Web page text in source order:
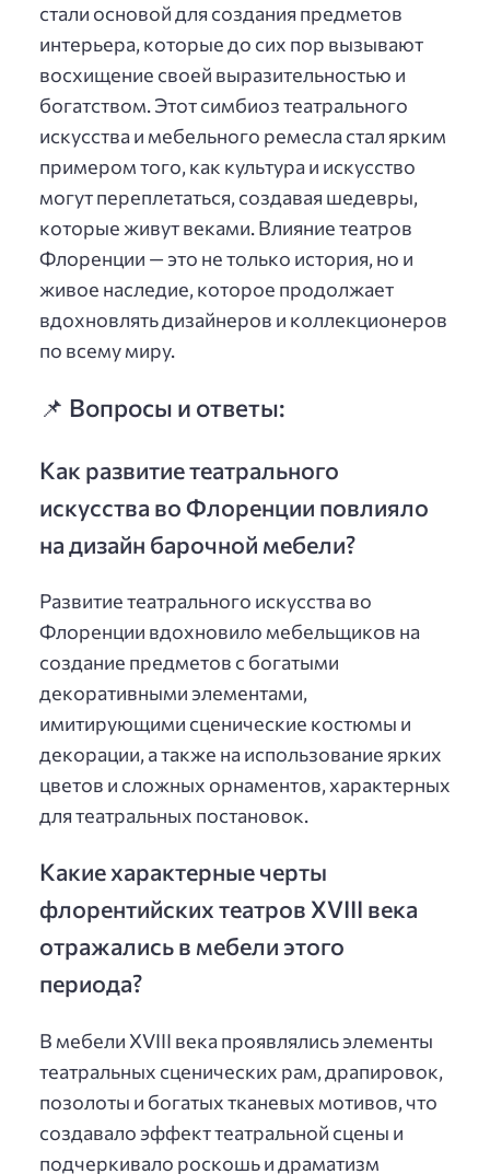
стали основой для создания предметов
интерьера, которые до сих пор вызывают
восхищение своей выразительностью и
богатством. Этот симбиоз театрального
искусства и мебельного ремесла стал ярким
примером того, как культура и искусство
могут переплетаться, создавая шедевры,
которые живут веками. Влияние театров
Флоренции — это не только история, но и
живое наследие, которое продолжает
вдохновлять дизайнеров и коллекционеров
по всему миру.
📌 Вопросы и ответы:
Как развитие театрального
искусства во Флоренции повлияло
на дизайн барочной мебели?
Развитие театрального искусства во
Флоренции вдохновило мебельщиков на
создание предметов с богатыми
декоративными элементами,
имитирующими сценические костюмы и
декорации, а также на использование ярких
цветов и сложных орнаментов, характерных
для театральных постановок.
Какие характерные черты
флорентийских театров XVIII века
отражались в мебели этого
периода?
В мебели XVIII века проявлялись элементы
театральных сценических рам, драпировок,
позолоты и богатых тканевых мотивов, что
создавало эффект театральной сцены и
подчеркивало роскошь и драматизм